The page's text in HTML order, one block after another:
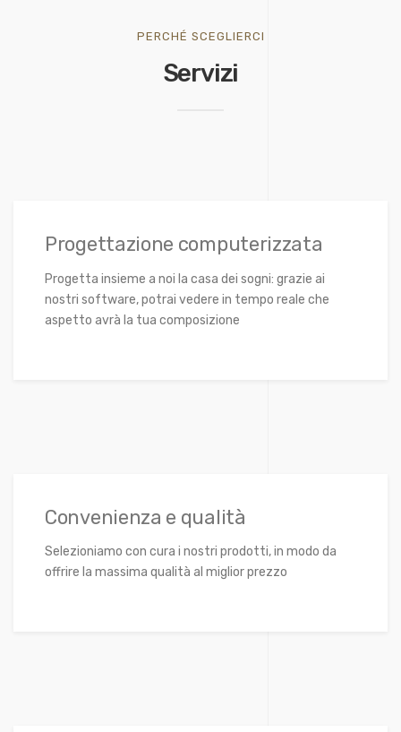
PERCHÉ SCEGLIERCI
Servizi
Progettazione computerizzata
Progetta insieme a noi la casa dei sogni: grazie ai
nostri software, potrai vedere in tempo reale che
aspetto avrà la tua composizione
Convenienza e qualità
Selezioniamo con cura i nostri prodotti, in modo da
offrire la massima qualità al miglior prezzo